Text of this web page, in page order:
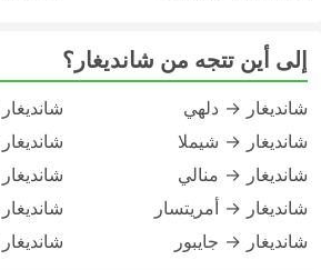
إلى أين تتجه من شانديغار؟
شانديغار → دلهي
شانديغار → شيملا
شانديغار → منالي
شانديغار → أمريتسار
شانديغار → جايبور